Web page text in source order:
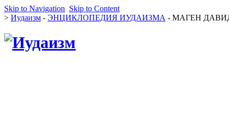
Skip to Navigation Skip to Content
> Иудаизм - ЭНЦИКЛОПЕДИЯ ИУДАИЗМА - МАГЕН